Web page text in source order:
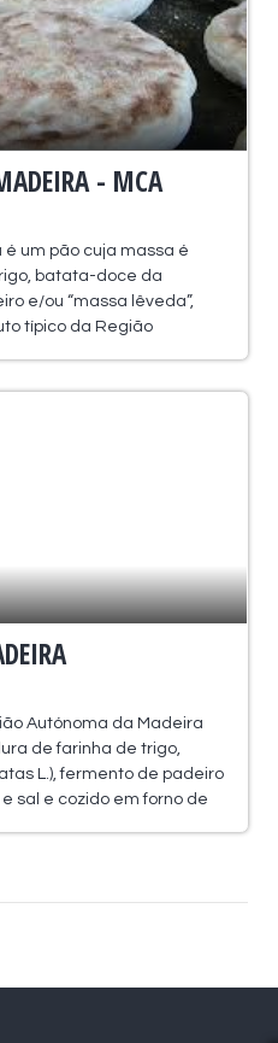
- MCA
é um pão cuja massa é
batata-doce da
e/ou “massa lêveda”,
típico da Região
Autónoma da Madeira
de farinha de trigo,
L.), fermento de padeiro
sal e cozido em forno de